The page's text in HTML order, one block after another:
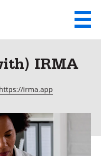
naar de inhoud
Menu
IRMA
https://irma.app